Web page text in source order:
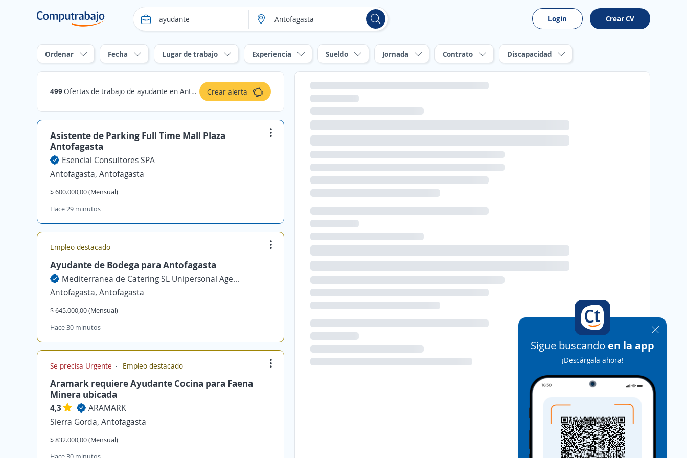
Login Crear CV
Ordenar Fecha Lugar de trabajo Experiencia Sueldo Jornada Contrato Discapacidad
499 Ofertas de trabajo de ayudante en Antofagasta Crear alerta
Asistente de Parking Full Time Mall Plaza
Antofagasta
Esencial Consultores SPA
Antofagasta, Antofagasta
$ 600.000,00 (Mensual)
Hace 29 minutos
Empleo destacado
Ayudante de Bodega para Antofagasta
Mediterranea de Catering SL Unipersonal Agencia en Chile
Antofagasta, Antofagasta
$ 645.000,00 (Mensual)
Hace 30 minutos
Se precisa Urgente Empleo destacado
Aramark requiere Ayudante Cocina para Faena
Minera ubicada
4,3
ARAMARK
Sierra Gorda, Antofagasta
$ 832.000,00 (Mensual)
Sigue buscando en la app
¡Descárgala ahora!